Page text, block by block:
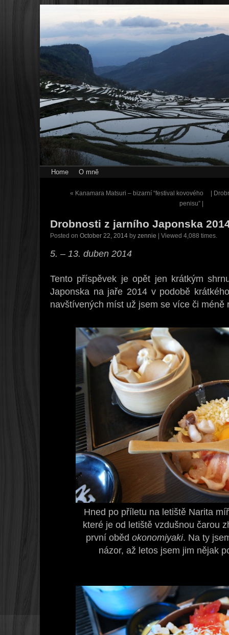
Home O mně
« Kanamara Matsuri – bizarní “festival kovového
penisu” |
|
Drobnosti z jarního Japonska
Posted on October 22, 2014 by zennie | Viewed 4,088 times.
5. – 13. duben 2014
Tento příspěvek je opět jen krátkým
Japonska na jaře 2014 v podobě
navštívených míst už jsem se více či méně
Hned po příletu na letiště Narita
které je od letiště vzdušnou čarou
první oběd okonomiyaki. Na ty
názor, až letos jsem jim nějak